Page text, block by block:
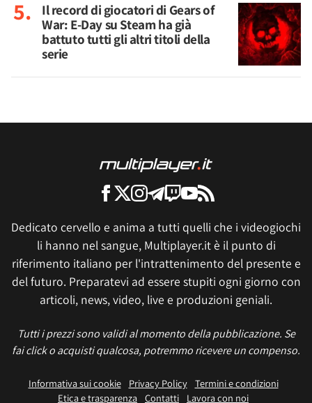
Il record di giocatori di Gears of
War: E-Day su Steam ha già
battuto tutti gli altri titoli della
serie
Dedicato cervello e anima a tutti quelli che i videogiochi
li hanno nel sangue, Multiplayer.it è il punto di
riferimento italiano per l'intrattenimento del presente e
del futuro. Preparatevi ad essere stupiti ogni giorno con
articoli, news, video, live e produzioni geniali.
Tutti i prezzi sono validi al momento della pubblicazione. Se
fai click o acquisti qualcosa, potremmo ricevere un compenso.
Informativa sui cookie Privacy Policy
Termini e condizioni
Etica e trasparenza Contatti Lavora con noi